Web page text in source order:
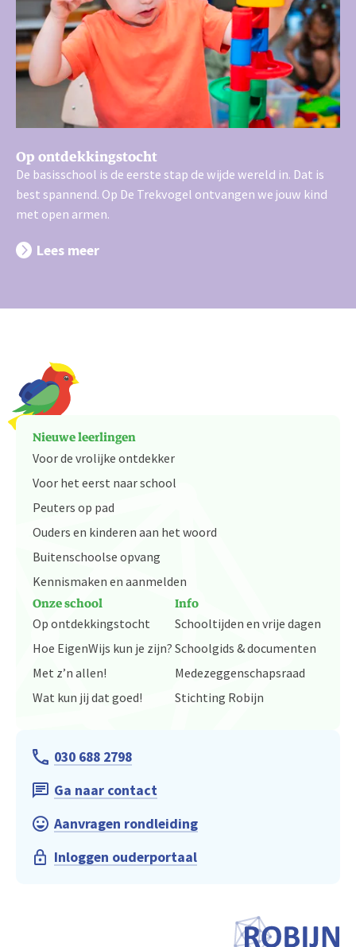
Op ontdekkingstocht
De basisschool is de eerste stap de wijde wereld in. Dat is
best spannend. Op De Trekvogel ontvangen we jouw kind
met open armen.
Lees meer
Nieuwe leerlingen
Voor de vrolijke ontdekker
Voor het eerst naar school
Peuters op pad
Ouders en kinderen aan het woord
Buitenschoolse opvang
Kennismaken en aanmelden
Onze school
Op ontdekkingstocht
Hoe EigenWijs kun je zijn?
Met z’n allen!
Wat kun jij dat goed!
Info
Schooltijden en vrije dagen
Schoolgids & documenten
Medezeggenschapsraad
Stichting Robijn
030 688 2798
Ga naar contact
Aanvragen rondleiding
Inloggen ouderportaal